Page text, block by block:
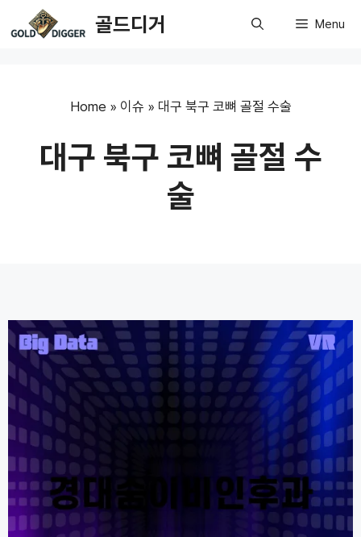
to
골드디거 Menu
Home » 이슈 » 대구 북구 코뼈 골절 수술
대구 북구 코뼈 골절 수
술